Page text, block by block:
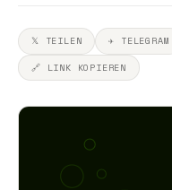
𝕏 TEILEN ✈ TELEGRAM
🔗 LINK KOPIEREN